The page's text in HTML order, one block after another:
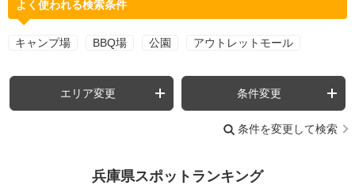
よく使われる検索条件
キャンプ場 BBQ場 公園 アウトレットモール
エリア変更 条件変更
条件を変更して検索
兵庫県スポットランキング